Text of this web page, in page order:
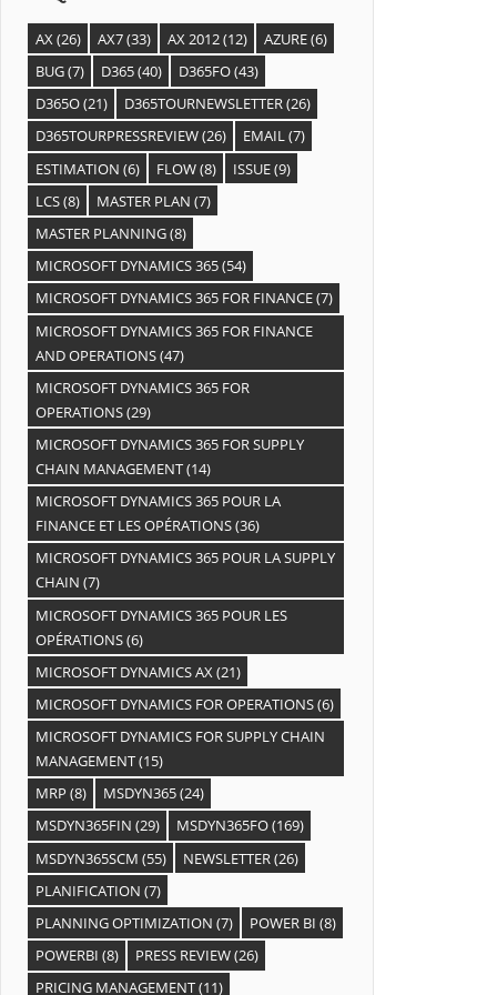
AX(26) AX7(33) AX 2012(12) AZURE(6)
BUG(7) D365(40) D365FO(43)
D365O(21) D365TOURNEWSLETTER(26)
D365TOURPRESSREVIEW(26) EMAIL(7)
ESTIMATION (6) FLOW(8) ISSUE(9)
LCS(8) MASTER PLAN (7)
MASTER PLANNING(8)
MICROSOFT DYNAMICS 365(54)
MICROSOFT DYNAMICS 365 FOR FINANCE(7)
MICROSOFT DYNAMICS 365 FOR FINANCE
AND OPERATIONS(47)
MICROSOFT DYNAMICS 365 FOR
OPERATIONS(29)
MICROSOFT DYNAMICS 365 FOR SUPPLY
CHAIN MANAGEMENT(14)
MICROSOFT DYNAMICS 365 POUR LA
FINANCE ET LES OPÉRATIONS(36)
MICROSOFT DYNAMICS 365 POUR LA SUPPLY
CHAIN (7)
MICROSOFT DYNAMICS 365 POUR LES
OPÉRATIONS(6)
MICROSOFT DYNAMICS AX(21)
MICROSOFT DYNAMICS FOR OPERATIONS(6)
MICROSOFT DYNAMICS FOR SUPPLY CHAIN
MANAGEMENT(15)
MRP (8) MSDYN365(24)
MSDYN365FIN (29) MSDYN365FO(169)
MSDYN365SCM (55) NEWSLETTER(26)
PLANIFICATION (7)
PLANNING OPTIMIZATION (7) POWER BI (8)
POWERBI (8) PRESS REVIEW(26)
PRICING MANAGEMENT(11)